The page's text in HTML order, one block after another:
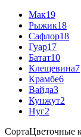
Мак19
Рыжик18
Сафлор18
Гуар17
Батат10
Клещевина7
Крамбе6
Вайда3
Кунжут2
Нуг2
СортаЦветочные